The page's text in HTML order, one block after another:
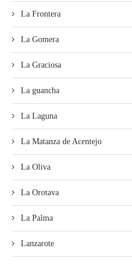
La Frontera
La Gomera
La Graciosa
La guancha
La Laguna
La Matanza de Acentejo
La Oliva
La Orotava
La Palma
Lanzarote